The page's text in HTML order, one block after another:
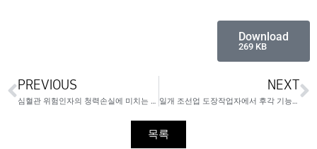
Download
269 KB
PREVIOUS
심혈관 위험인자의 청력손실에 미치는 영향
NEXT
일개 조선업 도장작업자에서 후각 기능에 관한 연구
목록